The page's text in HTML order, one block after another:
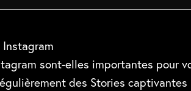
sont-elles importantes pour
des Stories captivantes